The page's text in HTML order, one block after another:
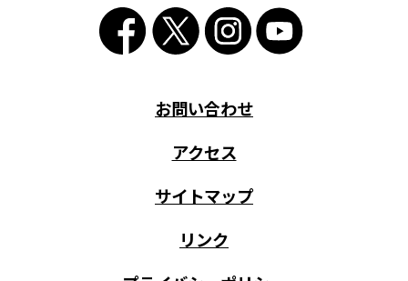
お問い合わせ
アクセス
サイトマップ
リンク